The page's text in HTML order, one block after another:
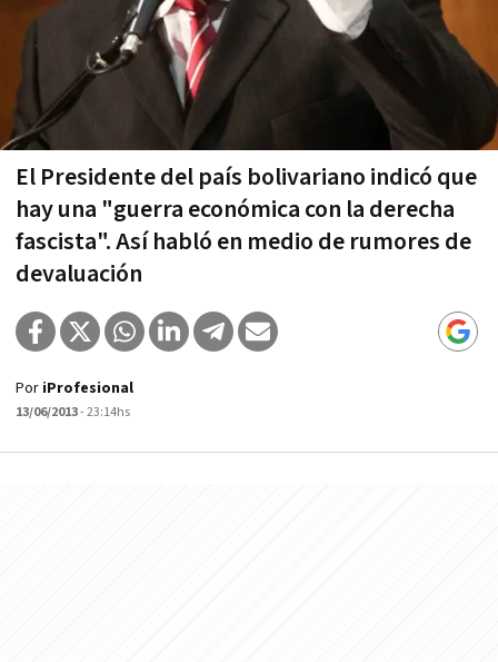
El Presidente del país bolivariano indicó que
hay una "guerra económica con la derecha
fascista". Así habló en medio de rumores de
devaluación
Por iProfesional
13/06/2013- 23:14hs